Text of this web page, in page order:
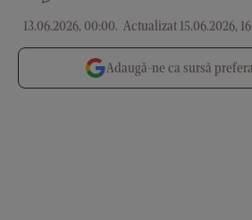
13.06.2026, 00:00. Actualizat 15.06.2026,
Adaugă-ne ca sursă